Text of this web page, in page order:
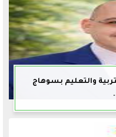
والتعليم بسوهاج